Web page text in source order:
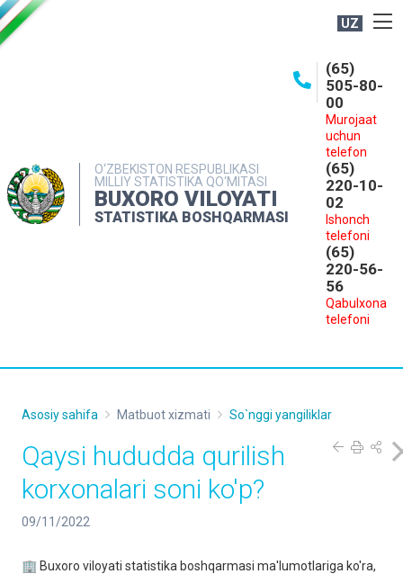
UZ
O‘ZBEKISTON RESPUBLIKASI
MILLIY STATISTIKA QO‘MITASI
BUXORO VILOYATI
STATISTIKA BOSHQARMASI
(65)
505-80-
00
Murojaat
uchun
telefon
(65)
220-10-
02
Ishonch
telefoni
(65)
220-56-
56
Qabulxona
telefoni
MATBUOT XIZMATI
MUROJAATLAR
Asosiy sahifa Matbuot xizmati So`nggi yangiliklar
Qaysi hududda qurilish
korxonalari soni ko'p?
09/11/2022
🏢 Buxoro viloyati statistika boshqarmasi ma'lumotlariga ko'ra,